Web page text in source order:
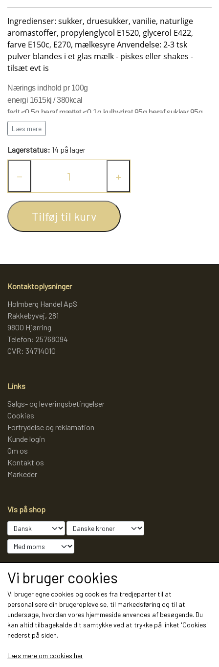
KRYDDERIER
SALT/PEBER
PAPRIKA/CHILI
KRYDDERURTER
BAGEKRYDDERI/ KRYMMEL
MIXKRYDDERIER
HYBENGAARDEN
GB-GARN
NAVIA GARN
DIVERSE GARN
ISLANDSK GARN FRA ISTEX
MADE BY ...
RUNDPINDE
ARRANGEMENTER
FÆRDIGSTRIK FRA VIKING I NORGE
PULL BACK INDUSTRIMASKINER OG
MONSTERTRUK
FJERNSTYRET BIL
Ingredienser: sukker, druesukker, vanilie, naturlige
aromastoffer, propylenglycol E1520, glycerol E422,
farve E150c, E270, mælkesyre Anvendelse: 2-3 tsk
pulver blandes i et glas mælk - piskes eller shakes -
tilsæt evt is
Nærings indhold pr 100g
energi 1615kj / 380kcal
fedt <0,5g heraf mættet <0,1g kulhydrat 95g heraf sukker 95g
protein <0,5g salt <0,1g
Læs mere
Lagerstatus: 14 på lager
− +
Tilføj til kurv
Kontaktoplysninger
Holmberg Handel ApS
Rakkebyvej, 281
9800 Hjørring
Telefon: 25768094
CVR: 34714010
Links
Salgs- og leveringsbetingelser
Cookies
Fortrydelse og reklamation
Kunde login
Om os
Kontakt os
Markeder
Vis på shop
Sociale medier
Modtag vores nyhedsbrev via e-mail
Vi bruger cookies
Vi bruger egne cookies og cookies fra tredjeparter til at
personalisere din brugeroplevelse, til markedsføring og til at
undersøge, hvordan vores hjemmeside anvendes af besøgende. Du
kan altid tilbagekalde dit samtykke ved at trykke på linket 'Cookies'
nederst på siden.
Læs mere om cookies her